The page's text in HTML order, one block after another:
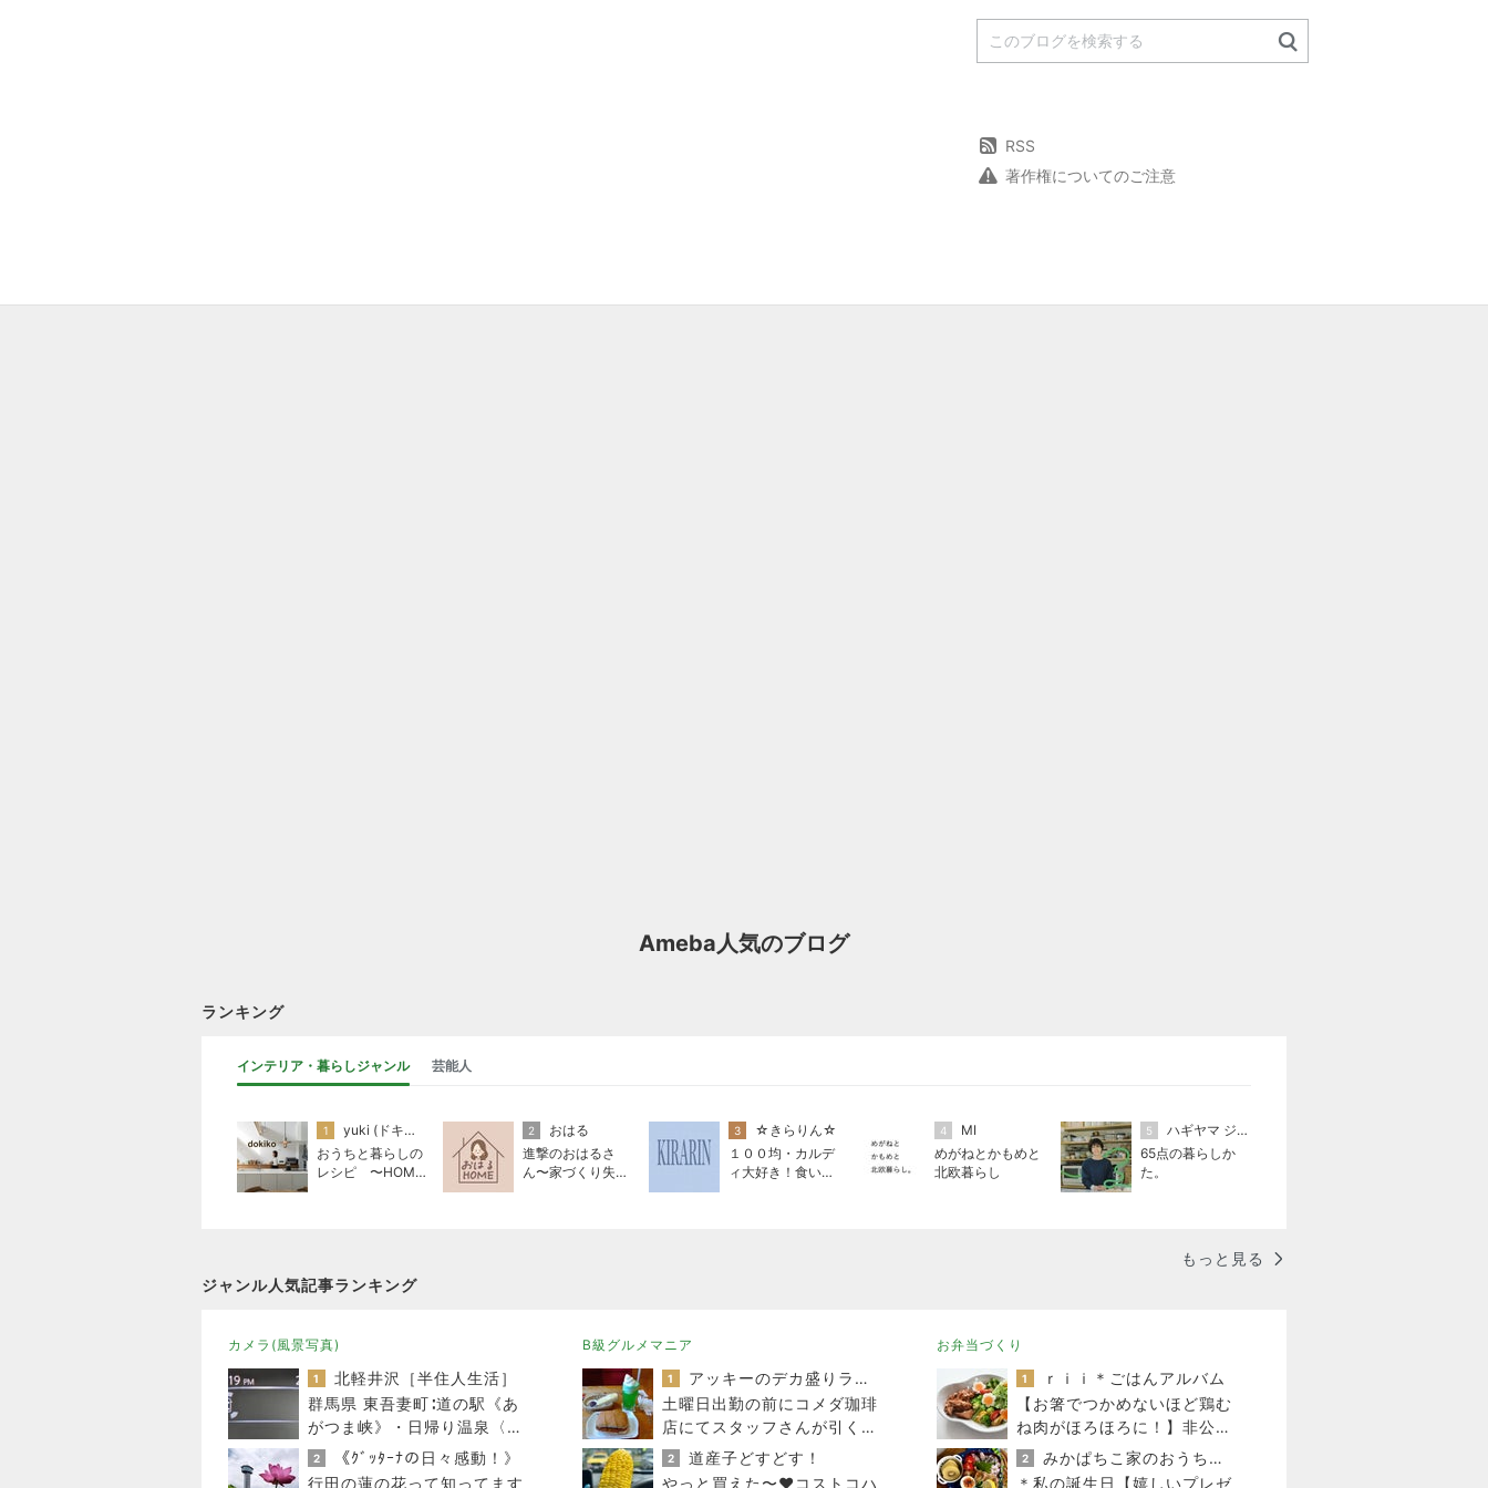
RSS
著作権についてのご注意
Ameba人気のブログ
ランキング
インテリア・暮らしジャンル 芸能人
1
yuki (ドキ子）
おうちと暮らしの
レシピ 〜HOME
2
おはる
進撃のおはるさ
ん〜家づくり失敗
3
☆きらりん☆
１００均・カルデ
ィ大好き！食いし
4
MI
めがねとかもめと
北欧暮らし
5
ハギヤマ ジュンコ
65点の暮らしか
た。
もっと見る
ジャンル人気記事ランキング
カメラ(風景写真)
1
北軽井沢［半住人生活］
群馬県 東吾妻町∶道の駅《あ
がつま峡》・日帰り温泉〈天
狗の湯〉・・♪
2
《ｸﾞｯﾀｰﾅの日々感動！》
行田の蓮の花って知ってます
B級グルメマニア
1
アッキーのデカ盛りライフ
土曜日出勤の前にコメダ珈琲
店にてスタッフさんが引くく
らいガッツリと腹ごしらえ
2
道産子どすどす！
やっと買えた〜❤️コストコハ
お弁当づくり
1
ｒｉｉ＊ごはんアルバム
【お箸でつかめないほど鶏む
ね肉がほろほろに！】非公開
クーポン貼りまくってます
2
みかぱちこ家のおうちでごはん
＊私の誕生日【嬉しいプレゼ